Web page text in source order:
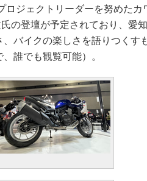
ロジェクトリーダーを努めたカ
の登壇が予定されており、愛
バイクの楽しさを語りつくす
誰でも観覧可能）。